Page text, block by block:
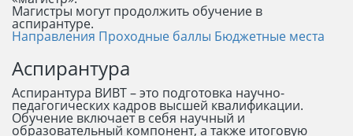
Магистры могут продолжить обучение в
аспирантуре.
Направления Проходные баллы Бюджетные места
Аспирантура
Аспирантура ВИВТ – это подготовка научно-
педагогических кадров высшей квалификации.
Обучение включает в себя научный и
образовательный компонент, а также итоговую